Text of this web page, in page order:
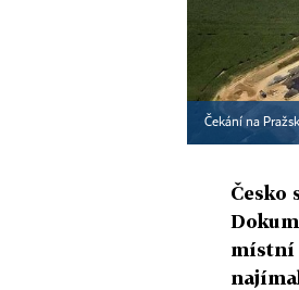
Čekání na
Česko
místní